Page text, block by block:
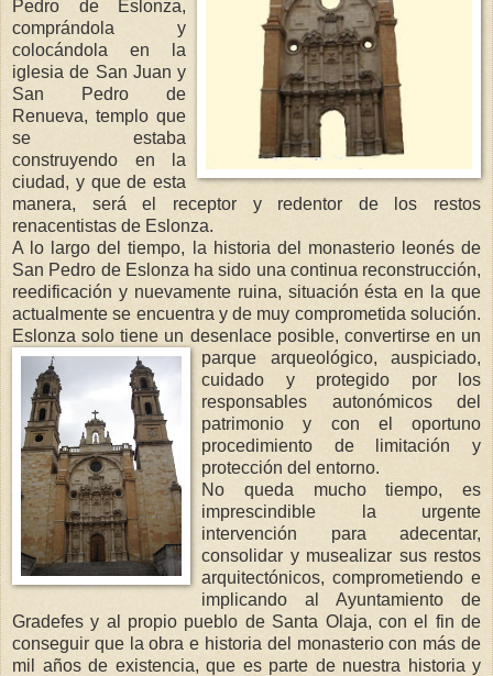
Pedro de Eslonza,
comprándola y
colocándola en la
iglesia de San Juan y
San Pedro de
Renueva, templo que
se estaba
construyendo en la
ciudad, y que de esta
manera, será el receptor y redentor de los restos
renacentistas de Eslonza.
A lo largo del tiempo, la historia del monasterio leonés de
San Pedro de Eslonza ha sido una continua reconstrucción,
reedificación y nuevamente ruina, situación ésta en la que
actualmente se encuentra y de muy comprometida solución.
Eslonza solo tiene un desenlace posible, convertirseen un
parque arqueológico, auspiciado,
cuidado y protegido por los
responsables autonómicos del
patrimonio y con el oportuno
procedimiento de limitación y
protección del entorno.
No queda mucho tiempo, es
imprescindible la urgente
intervención para adecentar,
consolidar y musealizar sus restos
arquitectónicos, comprometiendo e
implicando al Ayuntamiento de
Gradefes y al propio pueblo de Santa Olaja, con el fin de
conseguir que la obra e historia del monasterio con más de
mil años de existencia, que es parte de nuestra historia y